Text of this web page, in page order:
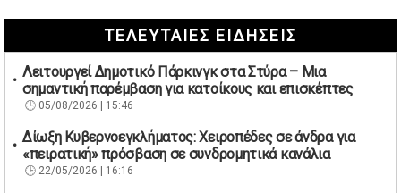
ΤΕΛΕΥΤΑΙΕΣ ΕΙΔΗΣΕΙΣ
Λειτουργεί Δημοτικό Πάρκινγκ στα Στύρα – Μια
σημαντική παρέμβαση για κατοίκους και επισκέπτες
05/08/2026 | 15:46
Δίωξη Κυβερνοεγκλήματος: Χειροπέδες σε άνδρα για
«πειρατική» πρόσβαση σε συνδρομητικά κανάλια
22/05/2026 | 16:16